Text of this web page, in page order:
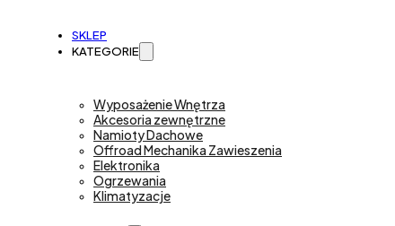
SKLEP
KATEGORIE
Wyposażenie Wnętrza
Akcesoria zewnętrzne
Namioty Dachowe
Offroad Mechanika Zawieszenia
Elektronika
Ogrzewania
Klimatyzacje